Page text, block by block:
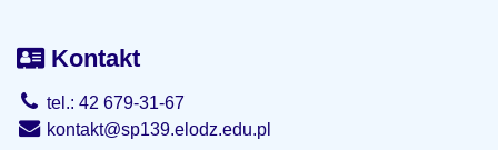
Kontakt
tel.: 42 679-31-67
kontakt@sp139.elodz.edu.pl